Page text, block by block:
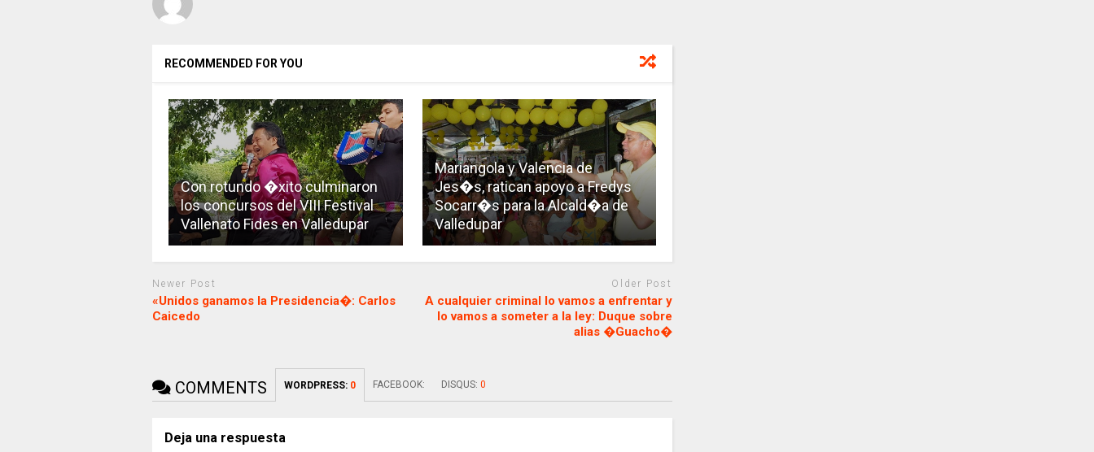
RECOMMENDED FOR YOU
Con rotundo �xito culminaron
los concursos del VIII Festival
Vallenato Fides en Valledupar
Mariangola y Valencia de
Jes�s, ratican apoyo a Fredys
Socarr�s para la Alcald�a de
Valledupar
Newer Post
«Unidos ganamos la Presidencia�: Carlos
Caicedo
Older Post
A cualquier criminal lo vamos a enfrentar y
lo vamos a someter a la ley: Duque sobre
alias �Guacho�
COMMENTS WORDPRESS: 0 FACEBOOK: DISQUS: 0
Deja una respuesta